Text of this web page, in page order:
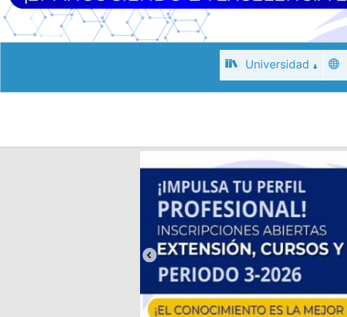
Universidad